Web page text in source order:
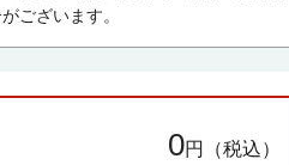
ございます。
0円（税込）